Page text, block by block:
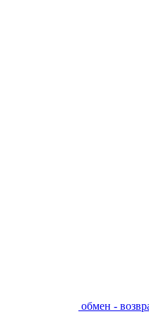
обмен -